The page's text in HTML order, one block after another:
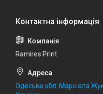
Ramires Print
Одеська обл. Маршала